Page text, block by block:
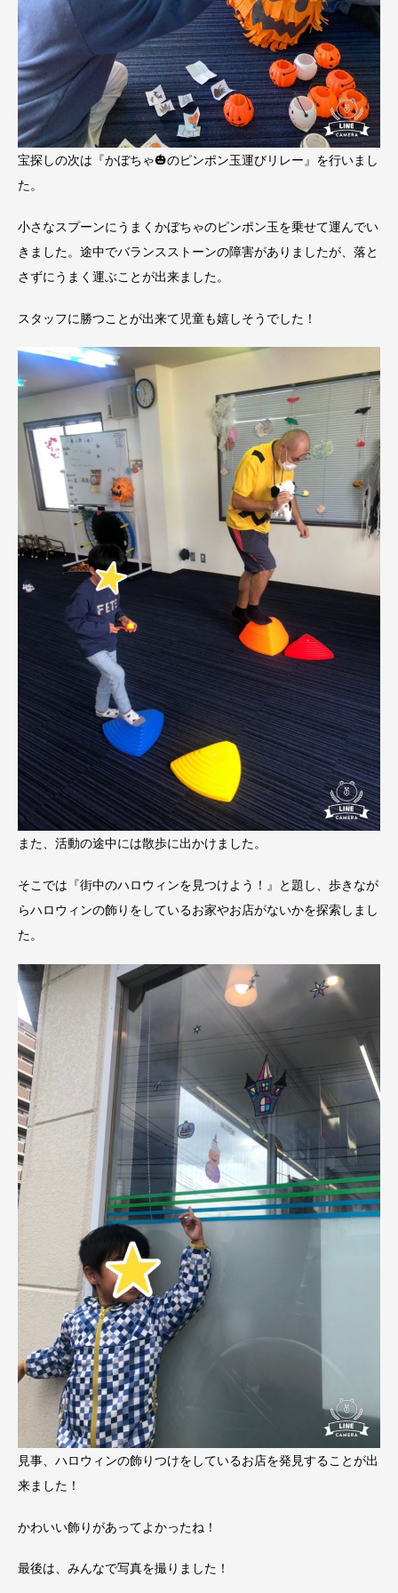
宝探しの次は『かぼちゃ🎃のピンポン玉運びリレー』を行いまし
た。
小さなスプーンにうまくかぼちゃのピンポン玉を乗せて運んでい
きました。途中でバランスストーンの障害がありましたが、落と
さずにうまく運ぶことが出来ました。
スタッフに勝つことが出来て児童も嬉しそうでした！
また、活動の途中には散歩に出かけました。
そこでは『街中のハロウィンを見つけよう！』と題し、歩きなが
らハロウィンの飾りをしているお家やお店がないかを探索しまし
た。
見事、ハロウィンの飾りつけをしているお店を発見することが出
来ました！
かわいい飾りがあってよかったね！
最後は、みんなで写真を撮りました！